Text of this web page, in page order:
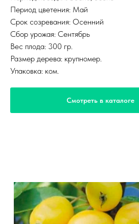
Период цветения: Май
Срок созревания: Осенний
Сбор урожая: Сентябрь
Вес плода: 300 гр.
Размер дерева: крупномер.
Упаковка: ком.
Смотреть в каталоге